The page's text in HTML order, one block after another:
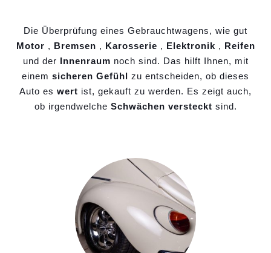
Die Überprüfung eines Gebrauchtwagens, wie gut
Motor , Bremsen , Karosserie , Elektronik , Reifen
und der Innenraum noch sind. Das hilft Ihnen, mit
einem sicheren Gefühl zu entscheiden, ob dieses
Auto es wert ist, gekauft zu werden. Es zeigt auch,
ob irgendwelche Schwächen versteckt sind.